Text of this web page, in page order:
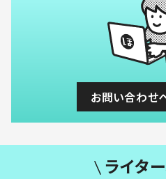
お問い合わせ
ライタ